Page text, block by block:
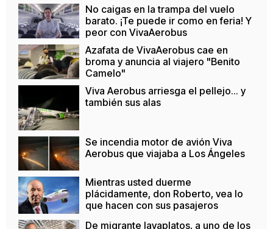
No caigas en la trampa del vuelo
barato. ¡Te puede ir como en feria! Y
peor con VivaAerobus
Azafata de VivaAerobus cae en
broma y anuncia al viajero "Benito
Camelo"
Viva Aerobus arriesga el pellejo... y
también sus alas
Se incendia motor de avión Viva
Aerobus que viajaba a Los Ángeles
Mientras usted duerme
plácidamente, don Roberto, vea lo
que hacen con sus pasajeros
De migrante lavaplatos, a uno de los